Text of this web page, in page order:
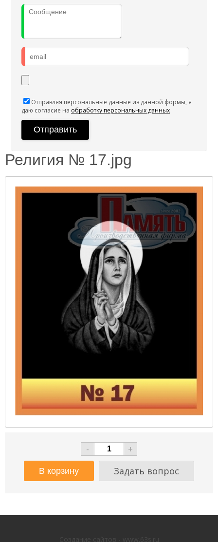
Отправляя персональные данные из данной формы, я
даю согласие на обработку персональных данных
Религия № 17.jpg
-
+
Задать вопрос
Создание сайтов - www.63s.ru